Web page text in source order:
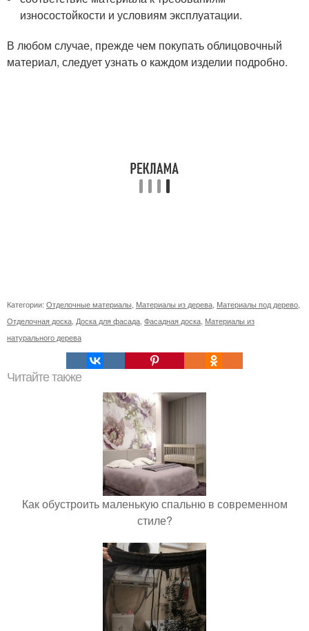
износостойкости и условиям эксплуатации.
В любом случае, прежде чем покупать облицовочный
материал, следует узнать о каждом изделии подробно.
Категории: Отделочные материалы Материалы из дерева Материалы под дерево
Отделочная доска Доска для фасада Фасадная доска Материалы из
натурального дерева
Читайте также
Как обустроить маленькую спальню в современном
стиле?